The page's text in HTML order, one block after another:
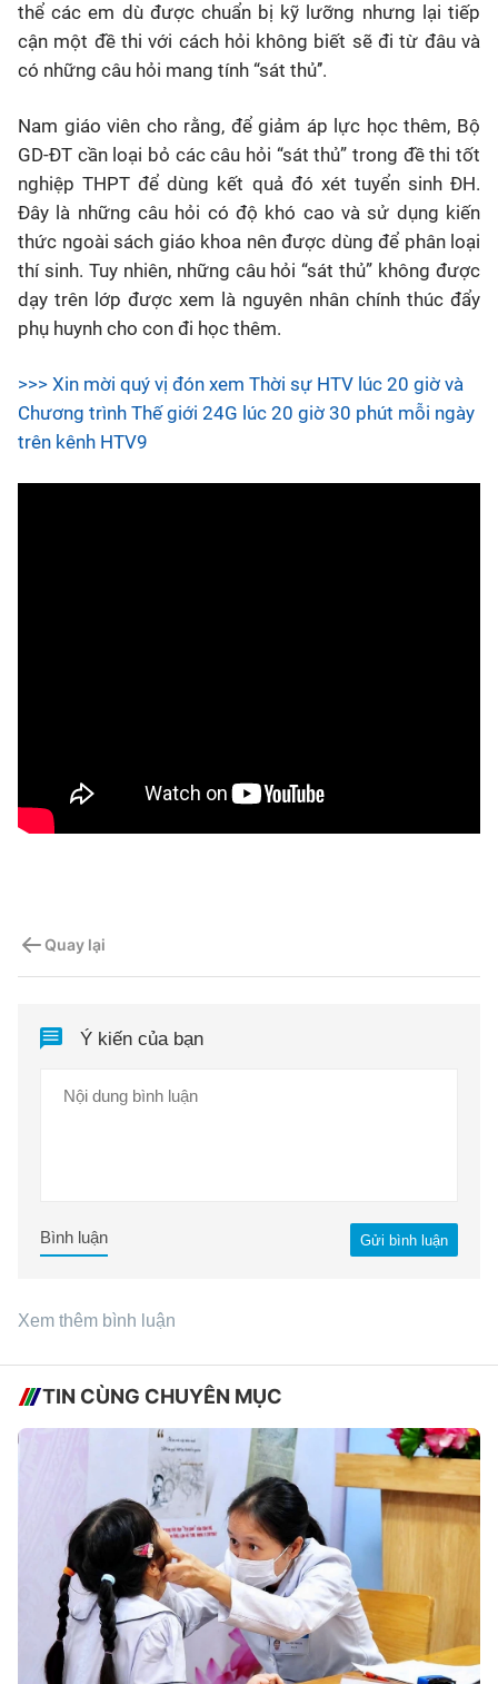
thể các em dù được chuẩn bị kỹ lưỡng nhưng lại tiếp
cận một đề thi với cách hỏi không biết sẽ đi từ đâu và
có những câu hỏi mang tính “sát thủ’’.
Nam giáo viên cho rằng, để giảm áp lực học thêm, Bộ
GD-ĐT cần loại bỏ các câu hỏi “sát thủ” trong đề thi tốt
nghiệp THPT để dùng kết quả đó xét tuyển sinh ĐH.
Đây là những câu hỏi có độ khó cao và sử dụng kiến
thức ngoài sách giáo khoa nên được dùng để phân loại
thí sinh. Tuy nhiên, những câu hỏi “sát thủ” không được
dạy trên lớp được xem là nguyên nhân chính thúc đẩy
phụ huynh cho con đi học thêm.
>>> Xin mời quý vị đón xem Thời sự HTV lúc 20 giờ và
Chương trình Thế giới 24G lúc 20 giờ 30 phút mỗi ngày
trên kênh HTV9
Quay lại
Ý kiến của bạn
Gửi bình luận
Bình luận
Xem thêm bình luận
TIN CÙNG CHUYÊN MỤC